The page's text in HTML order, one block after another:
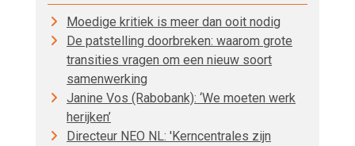
Moedige kritiek is meer dan ooit nodig
De patstelling doorbreken: waarom grote
transities vragen om een nieuw soort
samenwerking
Janine Vos (Rabobank): ‘We moeten werk
herijken’
Directeur NEO NL: 'Kerncentrales zijn